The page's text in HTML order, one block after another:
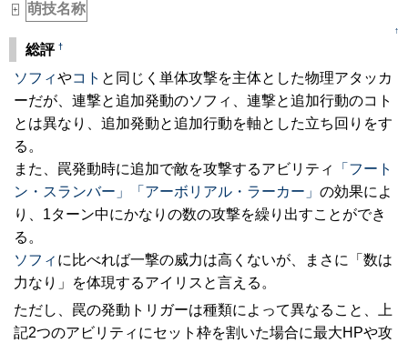
+ 萌技名称
↑
総評 †
ソフィやコト と同じく単体攻撃を主体とした物理アタッカ
ーだが、連撃と追加発動のソフィ、連撃と追加行動のコト
とは異なり、追加発動と追加行動を軸とした立ち回りをす
る。
また、罠発動時に追加で敵を攻撃するアビリティ
「フート
ン・スランバー」
「アーボリアル・ラーカー」 の効果によ
り、1ターン中にかなりの数の攻撃を繰り出すことができ
る。
ソフィ に比べれば一撃の威力は高くないが、まさに「数は
力なり」を体現するアイリスと言える。
ただし、罠の発動トリガーは種類によって異なること、上
記2つのアビリティにセット枠を割いた場合に最大HPや攻